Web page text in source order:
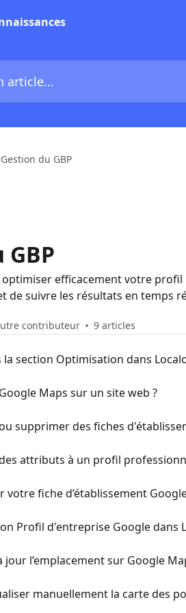
Gestion du GBP
efficacement votre
de suivre les résultats en temps
contributeur 9 articles
section Optimisation dans
Maps sur un site web ?
supprimer des fiches
attributs à un profil
fiche d’établissement
Profil d'entreprise Google dans
l’emplacement sur Google
manuellement la carte des